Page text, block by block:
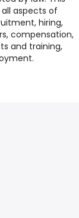
aspects of
hiring,
compensation,
and training,